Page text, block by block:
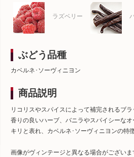
ラズベリー
ぶどう品種
カベルネ･ソーヴィニヨン
商品説明
リコリスやスパイスによって補完されるブ
香りの良いハーブ、バニラやスパイシーな
キリと表れ、カベルネ･ソーヴィニヨンの特
画像がヴィンテージと異なる場合がございま